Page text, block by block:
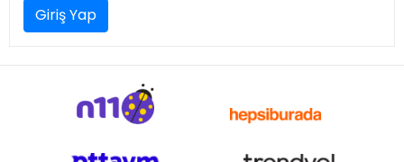
Giriş Yap